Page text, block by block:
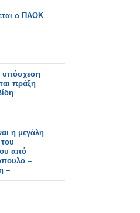
ο ΠΑΟΚ
υπόσχεση
πράξη
η μεγάλη
από
–
–